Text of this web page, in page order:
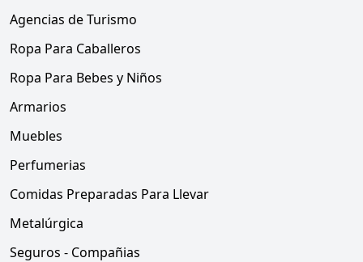
Agencias de Turismo
Ropa Para Caballeros
Ropa Para Bebes y Niños
Armarios
Muebles
Perfumerias
Comidas Preparadas Para Llevar
Metalúrgica
Seguros - Compañias